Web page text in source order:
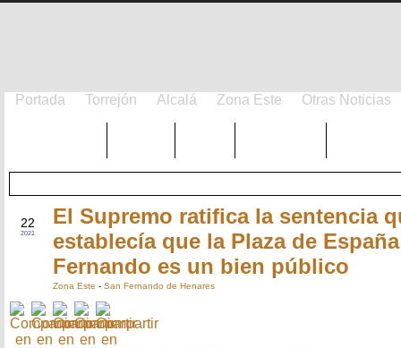
Portada Torrejón Alcalá Zona Este Otras Noticias
22
2021
El Supremo ratifica la sentencia
establecía que la Plaza de
Fernando es un bien público
Zona Este - San Fernando de Henares